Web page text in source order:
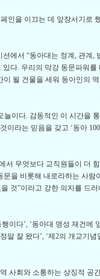
인을 이끄는 데 앞장서기로
에서 “동아대는 정계, 관계,
다. 우리의 막강 동문파워를
이 될 건물을 세워 동아인의
이다. 감동적인 이 시간을
이라는 믿음을 갖고 ‘동아
서 무엇보다 교직원들이 더
을 비롯해 내로라하는 사람이
것”이라고 강한 의지를 드러
이다’, ‘동아대 명성 재건에
말 잘 왔다’, ‘제2의 개교기념
사회와 소통하는 상징적 공